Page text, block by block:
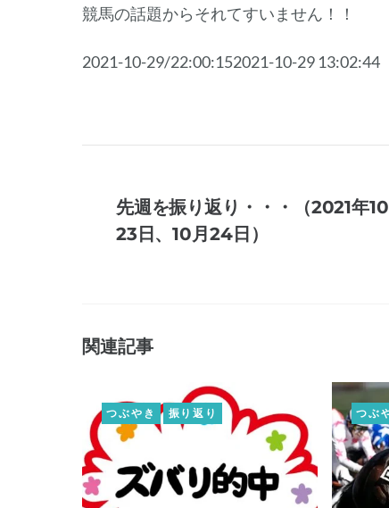
競馬の話題からそれてすいません！！
2021-10-29/22:00:152021-10-29 13:02:44
先週を振り返り・・・（2021年10
23日、10月24日）
関連記事
つぶやき 振り返り つぶ